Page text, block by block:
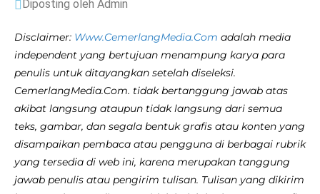
Diposting oleh Admin
Disclaimer: Www.CemerlangMedia.Com adalah media
independent yang bertujuan menampung karya para
penulis untuk ditayangkan setelah diseleksi.
CemerlangMedia.Com. tidak bertanggung jawab atas
akibat langsung ataupun tidak langsung dari semua
teks, gambar, dan segala bentuk grafis atau konten yang
disampaikan pembaca atau pengguna di berbagai rubrik
yang tersedia di web ini, karena merupakan tanggung
jawab penulis atau pengirim tulisan. Tulisan yang dikirim